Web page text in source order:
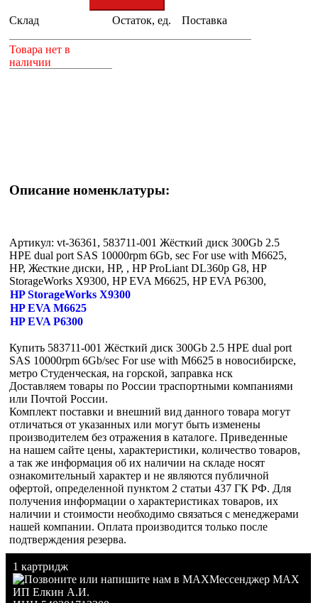
+
Склад Остаток, ед. Поставка
Товара нет в
наличии
Описание номенклатуры:
Артикул: vt-36361, 583711-001 Жёсткий диск 300Gb 2.5
HPE dual port SAS 10000rpm 6Gb, sec For use with M6625,
HP, Жесткие диски, HP, , HP ProLiant DL360p G8, HP
StorageWorks X9300, HP EVA M6625, HP EVA P6300,
HP StorageWorks X9300
HP EVA M6625
HP EVA P6300
Купить 583711-001 Жёсткий диск 300Gb 2.5 HPE dual port
SAS 10000rpm 6Gb/sec For use with M6625 в новосибирске,
метро Студенческая, на горской, заправка нск
Доставляем товары по России траспортными компаниями
или Почтой России.
Комплект поставки и внешний вид данного товара могут
отличаться от указанных или могут быть изменены
производителем без отражения в каталоге. Приведенные
на нашем сайте цены, характеристики, количество товаров,
а так же информация об их наличии на складе носят
ознакомительный характер и не являются публичной
офертой, определенной пунктом 2 статьи 437 ГК РФ. Для
получения информации о характеристиках товаров, их
наличии и стоимости необходимо связаться с менеджерами
нашей компании. Оплата производится только после
подтверждения резерва.
1 картридж
Мессенджер MAX
ИП Елкин А.И.